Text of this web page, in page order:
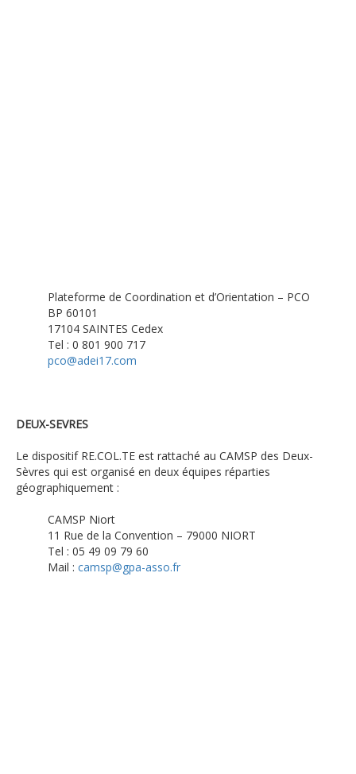
Plateforme de Coordination et d’Orientation – PCO
BP 60101
17104 SAINTES Cedex
Tel : 0 801 900 717
pco@adei17.com
DEUX-SEVRES
Le dispositif RE.COL.TE est rattaché au CAMSP des Deux-
Sèvres qui est organisé en deux équipes réparties
géographiquement :
CAMSP Niort
11 Rue de la Convention – 79000 NIORT
Tel : 05 49 09 79 60
Mail : camsp@gpa-asso.fr